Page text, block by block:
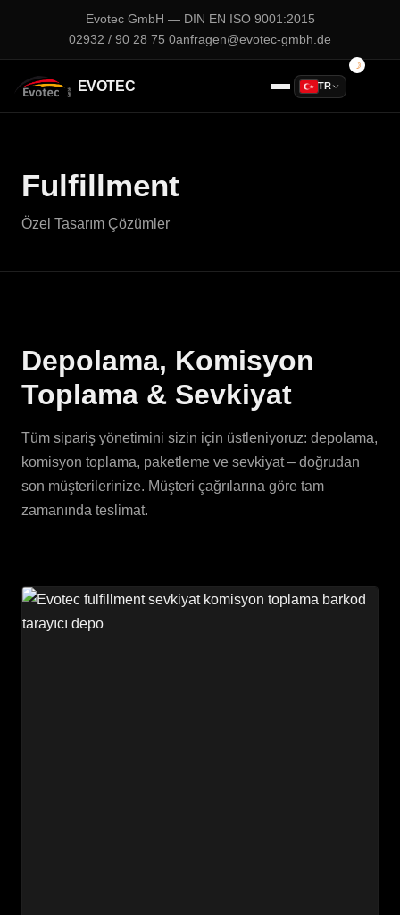
Evotec GmbH — DIN EN ISO 9001:2015
02932 / 90 28 75 0anfragen@evotec-gmbh.de
EVOTEC TR
Fulfillment
Özel Tasarım Çözümler
Depolama, Komisyon
Toplama & Sevkiyat
Tüm sipariş yönetimini sizin için üstleniyoruz: depolama,
komisyon toplama, paketleme ve sevkiyat – doğrudan
son müşterilerinize. Müşteri çağrılarına göre tam
zamanında teslimat.